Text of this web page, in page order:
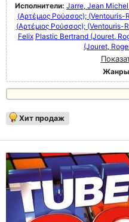
Исполнители: Jarre, Jean
(Αρτέμιος Ρούσσος); (Ventouris-
(Αρτέμιος Ρούσσος); (Ventouris-
Felix Plastic Bertrand (Jouret,
(Jouret,
Хит продаж